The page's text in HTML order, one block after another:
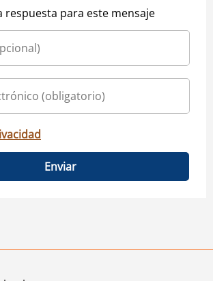
respuesta para este mensaje
Enviar